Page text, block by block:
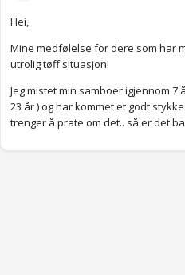
Hei,
Mine medfølelse for dere som har
utrolig tøff situasjon!
Jeg mistet min samboer igjennom 7
23 år ) og har kommet et godt
trenger å prate om det.. så er det